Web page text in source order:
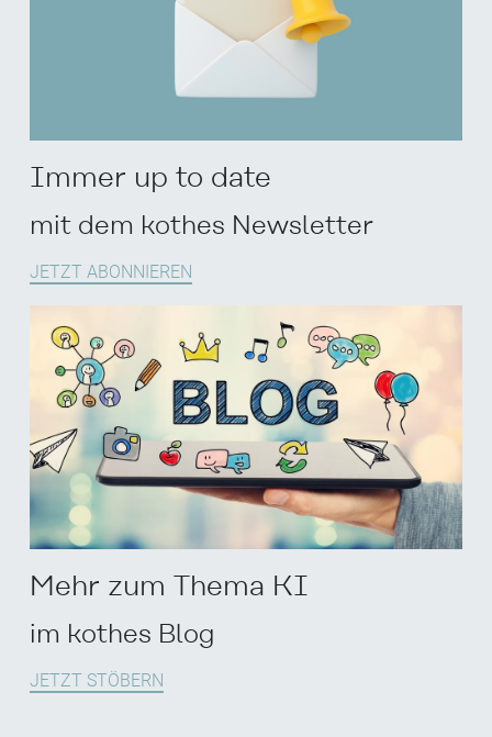
Immer up to date
mit dem kothes Newsletter
JETZT ABONNIEREN
Mehr zum Thema KI
im kothes Blog
JETZT STÖBERN